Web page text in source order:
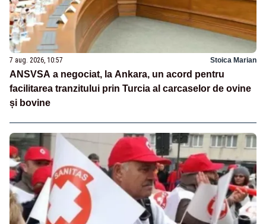
7 aug. 2026, 10:57 Stoica Marian
ANSVSA a negociat, la Ankara, un acord pentru
facilitarea tranzitului prin Turcia al carcaselor de ovine
și bovine